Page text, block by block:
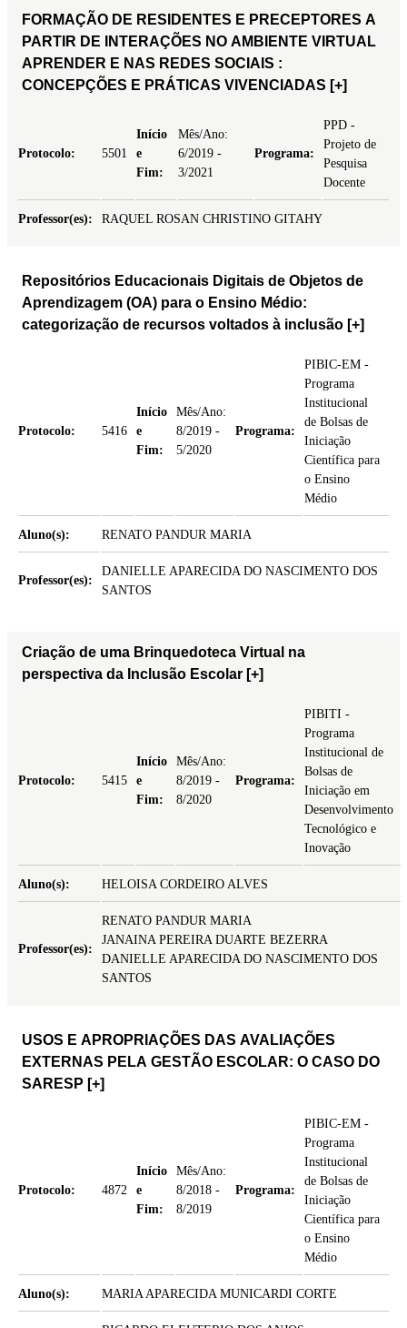
FORMAÇÃO DE RESIDENTES E PRECEPTORES A
PARTIR DE INTERAÇÕES NO AMBIENTE VIRTUAL
APRENDER E NAS REDES SOCIAIS :
CONCEPÇÕES E PRÁTICAS VIVENCIADAS [+]
Protocolo: 5501
Início
e
Fim:
Mês/Ano:
6/2019 -
3/2021
Programa:
PPD -
Projeto de
Pesquisa
Docente
Professor(es): RAQUEL ROSAN CHRISTINO GITAHY
Repositórios Educacionais Digitais de Objetos de
Aprendizagem (OA) para o Ensino Médio:
categorização de recursos voltados à inclusão [+]
Protocolo: 5416
Início
e
Fim:
Mês/Ano:
8/2019 -
5/2020
Programa:
PIBIC-EM -
Programa
Institucional
de Bolsas de
Iniciação
Científica para
o Ensino
Médio
Aluno(s): RENATO PANDUR MARIA
Professor(es):
DANIELLE APARECIDA DO NASCIMENTO DOS
SANTOS
Criação de uma Brinquedoteca Virtual na
perspectiva da Inclusão Escolar [+]
Protocolo: 5415
Início
e
Fim:
Mês/Ano:
8/2019 -
8/2020
Programa:
PIBITI -
Programa
Institucional de
Bolsas de
Iniciação em
Desenvolvimento
Tecnológico e
Inovação
Aluno(s): HELOISA CORDEIRO ALVES
Professor(es):
RENATO PANDUR MARIA
JANAINA PEREIRA DUARTE BEZERRA
DANIELLE APARECIDA DO NASCIMENTO DOS
SANTOS
USOS E APROPRIAÇÕES DAS AVALIAÇÕES
EXTERNAS PELA GESTÃO ESCOLAR: O CASO DO
SARESP [+]
Protocolo: 4872
Início
e
Fim:
Mês/Ano:
8/2018 -
8/2019
Programa:
PIBIC-EM -
Programa
Institucional
de Bolsas de
Iniciação
Científica para
o Ensino
Médio
Aluno(s): MARIA APARECIDA MUNICARDI CORTE